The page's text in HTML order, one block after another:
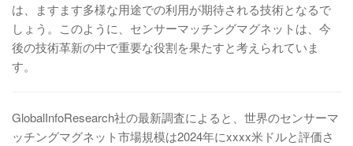
は、ますます多様な用途での利用が期待される技術となるで
しょう。このように、センサーマッチングマグネットは、今
後の技術革新の中で重要な役割を果たすと考えられていま
す。
GlobalInfoResearch社の最新調査によると、世界のセンサーマ
ッチングマグネット市場規模は2024年にxxxx米ドルと評価さ